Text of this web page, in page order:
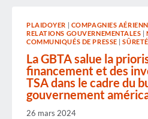
NAVIGATOR
AWARD
POUR
AVOIR
DÉFENDU
LES
VOYAGES
D'AFFAIRES
PLAIDOYER | COMPAGNIES
RELATIONS GOUVERNEMENTALES |
COMMUNIQUÉS DE PRESSE |
La GBTA salue la
financement et des
TSA dans le cadre du
gouvernement
26 mars 2024